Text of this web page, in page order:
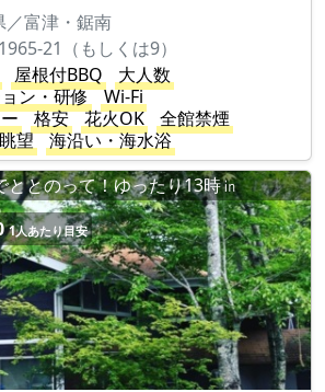
／富津・鋸南
21（もしくは9）
屋根付BBQ
大人数
ン・研修
Wi-Fi
格安 花火OK
全館禁煙
望
海沿い・海水浴
ととのって！ゆったり13時㏌
1人あたり目安